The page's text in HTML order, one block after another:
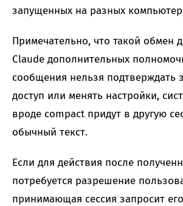
запущенных на разных
Примечательно, что такой обмен
Claude дополнительных
сообщения нельзя подтверждать
доступ или менять настройки,
вроде compact придут в другую
обычный текст.
Если для действия после
потребуется разрешение
принимающая сессия запросит